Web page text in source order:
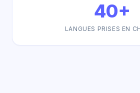
40+
LANGUES PRISES EN